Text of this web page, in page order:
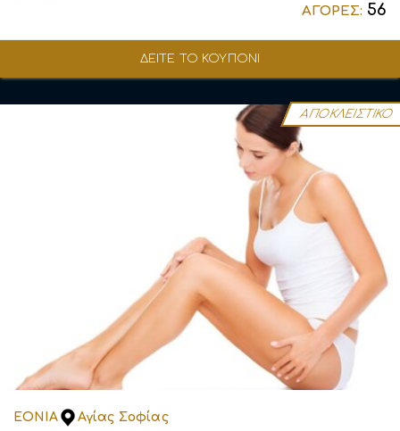
ΔΕΙΤΕ ΤΟ ΚΟΥΠΟΝΙ
ΑΓΟΡΕΣ: 56
ΑΠΟΚΛΕΙΣΤΙΚΟ
EONIA Αγίας Σοφίας